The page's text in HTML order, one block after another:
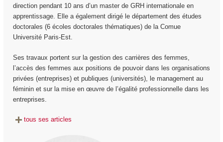
direction pendant 10 ans d’un master de GRH internationale en
apprentissage. Elle a également dirigé le département des études
doctorales (6 écoles doctorales thématiques) de la Comue
Université Paris-Est.
Ses travaux portent sur la gestion des carrières des femmes,
l’accès des femmes aux positions de pouvoir dans les organisations
privées (entreprises) et publiques (universités), le management au
féminin et sur la mise en œuvre de l’égalité professionnelle dans les
entreprises.
tous ses articles